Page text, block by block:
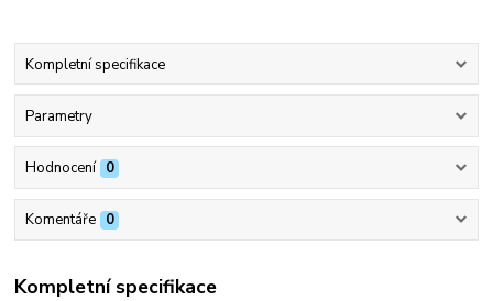
Kompletní specifikace
Parametry
Hodnocení 0
Komentáře 0
Kompletní specifikace